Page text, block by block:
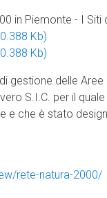
in Piemonte - I
Kb)
Kb)
gestione delle
S.I.C. per il
e che è stato
rete-natura-2000/